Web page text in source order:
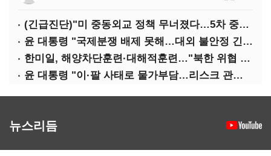
(긴급진단)"미 중동외교 정책 무너졌다…5차 중동전 가능성은 낮아"
윤 대통령 "국제분쟁 배제 못해…대외 불안정 긴밀대응"
한미일, 해양차단훈련·대해적훈련…"북한 위협 억제"
윤 대통령 "이·팔 사태로 물가부담…리스크 관리 만전 기해야"
뉴스리듬